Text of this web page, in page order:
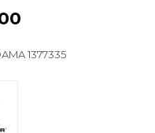
1377335